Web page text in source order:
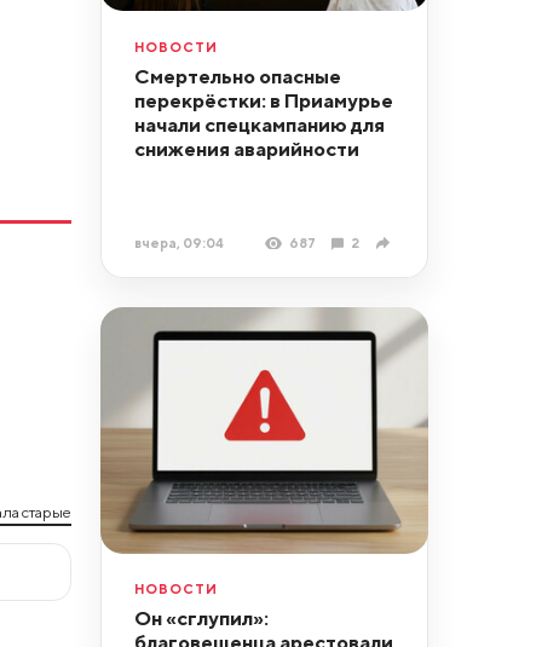
старые
НОВОСТИ
Смертельно опасные
перекрёстки: в Приамурье
начали спецкампанию для
снижения аварийности
вчера, 09:04 687 2
НОВОСТИ
Он «сглупил»:
благовещенца арестовали